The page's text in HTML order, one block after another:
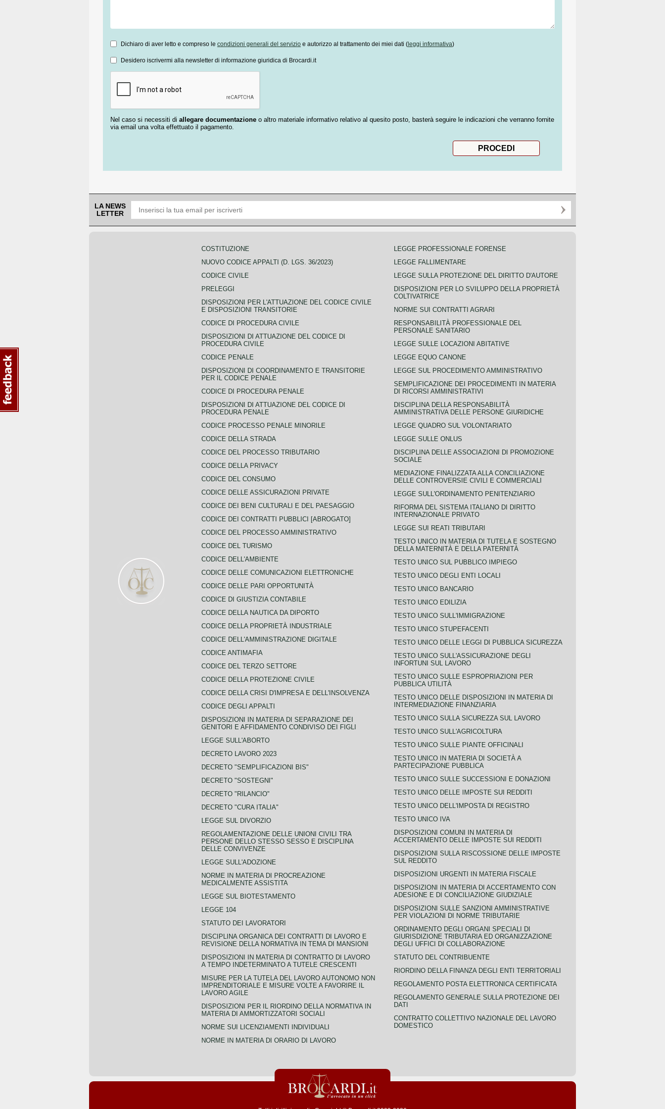
Dichiaro di aver letto e compreso le condizioni generali del servizio e autorizzo al trattamento dei miei dati ( leggi informativa)
Desidero iscrivermi alla newsletter di informazione giuridica di Brocardi.it
Nel caso si necessiti di allegare documentazione o altro materiale informativo relativo al quesito posto, basterà seguire le indicazioni che verranno fornite
via email una volta effettuato il pagamento.
LA NEWS
LETTER
COSTITUZIONE
NUOVO CODICE APPALTI (D. LGS. 36/2023)
CODICE CIVILE
PRELEGGI
DISPOSIZIONI PER L'ATTUAZIONE DEL CODICE CIVILE
E DISPOSIZIONI TRANSITORIE
CODICE DI PROCEDURA CIVILE
DISPOSIZIONI DI ATTUAZIONE DEL CODICE DI
PROCEDURA CIVILE
CODICE PENALE
DISPOSIZIONI DI COORDINAMENTO E TRANSITORIE
PER IL CODICE PENALE
CODICE DI PROCEDURA PENALE
DISPOSIZIONI DI ATTUAZIONE DEL CODICE DI
PROCEDURA PENALE
CODICE PROCESSO PENALE MINORILE
CODICE DELLA STRADA
CODICE DEL PROCESSO TRIBUTARIO
CODICE DELLA PRIVACY
CODICE DEL CONSUMO
CODICE DELLE ASSICURAZIONI PRIVATE
CODICE DEI BENI CULTURALI E DEL PAESAGGIO
CODICE DEI CONTRATTI PUBBLICI [ABROGATO]
CODICE DEL PROCESSO AMMINISTRATIVO
CODICE DEL TURISMO
CODICE DELL'AMBIENTE
CODICE DELLE COMUNICAZIONI ELETTRONICHE
CODICE DELLE PARI OPPORTUNITÀ
CODICE DI GIUSTIZIA CONTABILE
CODICE DELLA NAUTICA DA DIPORTO
CODICE DELLA PROPRIETÀ INDUSTRIALE
CODICE DELL'AMMINISTRAZIONE DIGITALE
CODICE ANTIMAFIA
CODICE DEL TERZO SETTORE
CODICE DELLA PROTEZIONE CIVILE
CODICE DELLA CRISI D'IMPRESA E DELL'INSOLVENZA
CODICE DEGLI APPALTI
DISPOSIZIONI IN MATERIA DI SEPARAZIONE DEI
GENITORI E AFFIDAMENTO CONDIVISO DEI FIGLI
LEGGE SULL'ABORTO
DECRETO LAVORO 2023
DECRETO "SEMPLIFICAZIONI BIS"
DECRETO "SOSTEGNI"
DECRETO "RILANCIO"
DECRETO "CURA ITALIA"
LEGGE SUL DIVORZIO
REGOLAMENTAZIONE DELLE UNIONI CIVILI TRA
PERSONE DELLO STESSO SESSO E DISCIPLINA
DELLE CONVIVENZE
LEGGE SULL'ADOZIONE
NORME IN MATERIA DI PROCREAZIONE
MEDICALMENTE ASSISTITA
LEGGE SUL BIOTESTAMENTO
LEGGE 104
STATUTO DEI LAVORATORI
DISCIPLINA ORGANICA DEI CONTRATTI DI LAVORO E
REVISIONE DELLA NORMATIVA IN TEMA DI MANSIONI
DISPOSIZIONI IN MATERIA DI CONTRATTO DI LAVORO
A TEMPO INDETERMINATO A TUTELE CRESCENTI
MISURE PER LA TUTELA DEL LAVORO AUTONOMO NON
IMPRENDITORIALE E MISURE VOLTE A FAVORIRE IL
LAVORO AGILE
DISPOSIZIONI PER IL RIORDINO DELLA NORMATIVA IN
MATERIA DI AMMORTIZZATORI SOCIALI
NORME SUI LICENZIAMENTI INDIVIDUALI
NORME IN MATERIA DI ORARIO DI LAVORO
LEGGE PROFESSIONALE FORENSE
LEGGE FALLIMENTARE
LEGGE SULLA PROTEZIONE DEL DIRITTO D'AUTORE
DISPOSIZIONI PER LO SVILUPPO DELLA PROPRIETÀ
COLTIVATRICE
NORME SUI CONTRATTI AGRARI
RESPONSABILITÀ PROFESSIONALE DEL
PERSONALE SANITARIO
LEGGE SULLE LOCAZIONI ABITATIVE
LEGGE EQUO CANONE
LEGGE SUL PROCEDIMENTO AMMINISTRATIVO
SEMPLIFICAZIONE DEI PROCEDIMENTI IN MATERIA
DI RICORSI AMMINISTRATIVI
DISCIPLINA DELLA RESPONSABILITÀ
AMMINISTRATIVA DELLE PERSONE GIURIDICHE
LEGGE QUADRO SUL VOLONTARIATO
LEGGE SULLE ONLUS
DISCIPLINA DELLE ASSOCIAZIONI DI PROMOZIONE
SOCIALE
MEDIAZIONE FINALIZZATA ALLA CONCILIAZIONE
DELLE CONTROVERSIE CIVILI E COMMERCIALI
LEGGE SULL'ORDINAMENTO PENITENZIARIO
RIFORMA DEL SISTEMA ITALIANO DI DIRITTO
INTERNAZIONALE PRIVATO
LEGGE SUI REATI TRIBUTARI
TESTO UNICO IN MATERIA DI TUTELA E SOSTEGNO
DELLA MATERNITÀ E DELLA PATERNITÀ
TESTO UNICO SUL PUBBLICO IMPIEGO
TESTO UNICO DEGLI ENTI LOCALI
TESTO UNICO BANCARIO
TESTO UNICO EDILIZIA
TESTO UNICO SULL'IMMIGRAZIONE
TESTO UNICO STUPEFACENTI
TESTO UNICO DELLE LEGGI DI PUBBLICA SICUREZZA
TESTO UNICO SULL'ASSICURAZIONE DEGLI
INFORTUNI SUL LAVORO
TESTO UNICO SULLE ESPROPRIAZIONI PER
PUBBLICA UTILITÀ
TESTO UNICO DELLE DISPOSIZIONI IN MATERIA DI
INTERMEDIAZIONE FINANZIARIA
TESTO UNICO SULLA SICUREZZA SUL LAVORO
TESTO UNICO SULL'AGRICOLTURA
TESTO UNICO SULLE PIANTE OFFICINALI
TESTO UNICO IN MATERIA DI SOCIETÀ A
PARTECIPAZIONE PUBBLICA
TESTO UNICO SULLE SUCCESSIONI E DONAZIONI
TESTO UNICO DELLE IMPOSTE SUI REDDITI
TESTO UNICO DELL'IMPOSTA DI REGISTRO
TESTO UNICO IVA
DISPOSIZIONI COMUNI IN MATERIA DI
ACCERTAMENTO DELLE IMPOSTE SUI REDDITI
DISPOSIZIONI SULLA RISCOSSIONE DELLE IMPOSTE
SUL REDDITO
DISPOSIZIONI URGENTI IN MATERIA FISCALE
DISPOSIZIONI IN MATERIA DI ACCERTAMENTO CON
ADESIONE E DI CONCILIAZIONE GIUDIZIALE
DISPOSIZIONI SULLE SANZIONI AMMINISTRATIVE
PER VIOLAZIONI DI NORME TRIBUTARIE
ORDINAMENTO DEGLI ORGANI SPECIALI DI
GIURISDIZIONE TRIBUTARIA ED ORGANIZZAZIONE
DEGLI UFFICI DI COLLABORAZIONE
STATUTO DEL CONTRIBUENTE
RIORDINO DELLA FINANZA DEGLI ENTI TERRITORIALI
REGOLAMENTO POSTA ELETTRONICA CERTIFICATA
REGOLAMENTO GENERALE SULLA PROTEZIONE DEI
DATI
CONTRATTO COLLETTIVO NAZIONALE DEL LAVORO
DOMESTICO